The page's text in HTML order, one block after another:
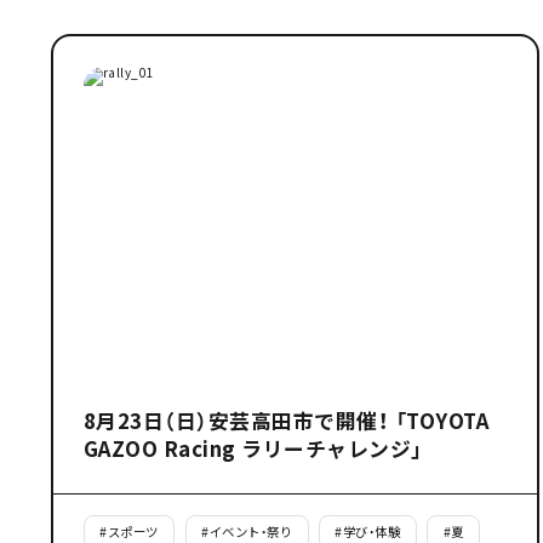
8月23日（日）安芸高田市で開催！ 「TOYOTA
GAZOO Racing ラリーチャレンジ」
#スポーツ #イベント・祭り #学び・体験 #夏